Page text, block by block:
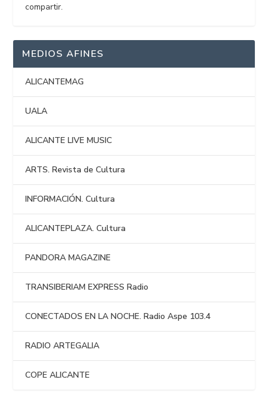
compartir.
MEDIOS AFINES
ALICANTEMAG
UALA
ALICANTE LIVE MUSIC
ARTS. Revista de Cultura
INFORMACIÓN. Cultura
ALICANTEPLAZA. Cultura
PANDORA MAGAZINE
TRANSIBERIAM EXPRESS Radio
CONECTADOS EN LA NOCHE. Radio Aspe 103.4
RADIO ARTEGALIA
COPE ALICANTE